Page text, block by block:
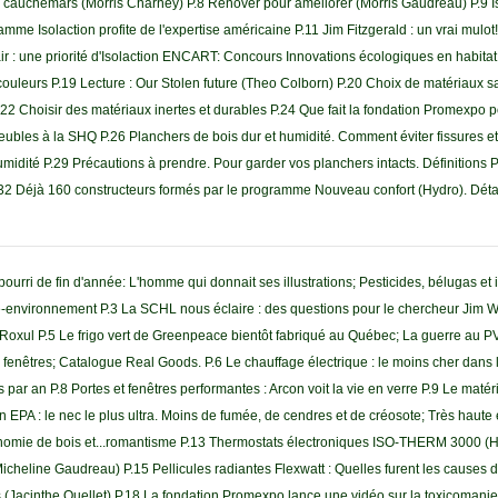
(Morris Charney) P.8 Rénover pour améliorer (Morris Gaudreau) P.9
Isolaction profite de l'expertise américaine P.11 Jim Fitzgerald : un vrai mulot!
: une priorité d'Isolaction ENCART: Concours Innovations écologiques en
P.19 Lecture : Our Stolen future (Theo Colborn) P.20 Choix de matériaux
Choisir des matériaux inertes et durables P.24 Que fait la fondation Promexpo
à la SHQ P.26 Planchers de bois dur et humidité. Comment éviter fissures
P.29 Précautions à prendre. Pour garder vos planchers intacts. Définitions
Déjà 160 constructeurs formés par le programme Nouveau confort (Hydro).
de fin d'année: L'homme qui donnait ses illustrations; Pesticides, bélugas et
P.3 La SCHL nous éclaire : des questions pour le chercheur Jim
P.5 Le frigo vert de Greenpeace bientôt fabriqué au Québec; La guerre au
Catalogue Real Goods. P.6 Le chauffage électrique : le moins cher
an P.8 Portes et fenêtres performantes : Arcon voit la vie en verre P.9 Le
: le nec le plus ultra. Moins de fumée, de cendres et de créosote; Très haute
de bois et...romantisme P.13 Thermostats électroniques ISO-THERM 3000
Gaudreau) P.15 Pellicules radiantes Flexwatt : Quelles furent les causes